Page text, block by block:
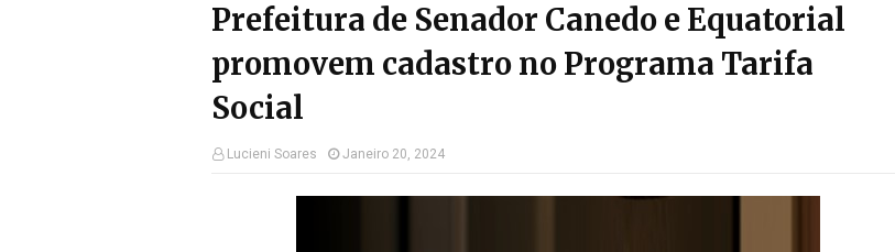
Prefeitura de Senador Canedo e Equatorial
promovem cadastro no Programa Tarifa
Social
Lucieni Soares Janeiro 20, 2024